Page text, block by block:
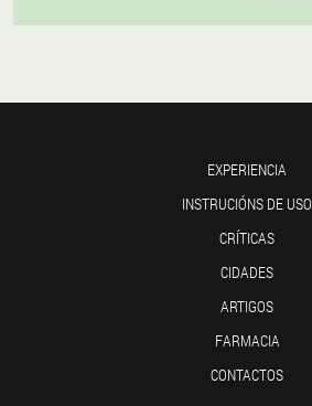
EXPERIENCIA
INSTRUCIÓNS DE USO
CRÍTICAS
CIDADES
ARTIGOS
FARMACIA
CONTACTOS